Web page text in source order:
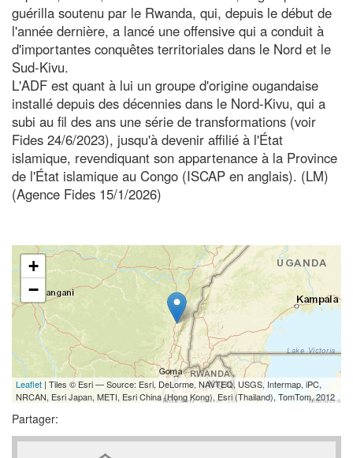
guérilla soutenu par le Rwanda, qui, depuis le début de
l'année dernière, a lancé une offensive qui a conduit à
d'importantes conquêtes territoriales dans le Nord et le
Sud-Kivu.
L'ADF est quant à lui un groupe d'origine ougandaise
installé depuis des décennies dans le Nord-Kivu, qui a
subi au fil des ans une série de transformations (voir
Fides 24/6/2023), jusqu'à devenir affilié à l'État
islamique, revendiquant son appartenance à la Province
de l'État islamique au Congo (ISCAP en anglais). (LM)
(Agence Fides 15/1/2026)
+
−
Leaflet | Tiles © Esri — Source: Esri, DeLorme, NAVTEQ, USGS, Intermap, iPC,
NRCAN, Esri Japan, METI, Esri China (Hong Kong), Esri (Thailand), TomTom, 2012
Partager: